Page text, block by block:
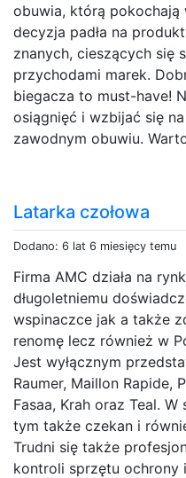
obuwia, którą
decyzja padła na
znanych, cieszących się
przychodami marek.
biegacza to must-have!
osiągnięć i wzbijać się
zawodnym obuwiu.
Latarka czołowa
Dodano: 6 lat 6 miesięcy temu
Firma AMC działa na
długoletniemu
wspinaczce jak a także
renomę lecz również w
Jest wyłącznym
Raumer, Maillon Rapide,
Fasaa, Krah oraz Teal.
tym także czekan i
Trudni się także
kontroli sprzętu ochrony